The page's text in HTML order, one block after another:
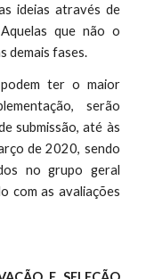
ideias através de
que não o
demais fases.
ter o maior
serão
submissão, até às
de 2020, sendo
no grupo geral
com as avaliações